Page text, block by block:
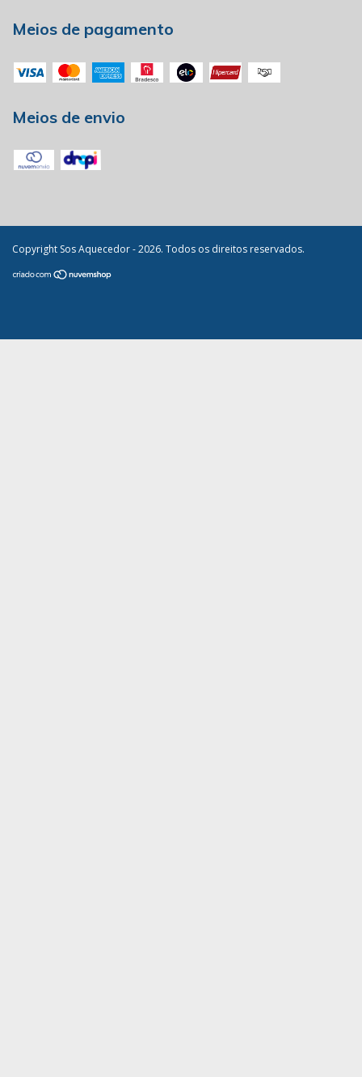
Meios de pagamento
Meios de envio
Copyright Sos Aquecedor - 2026. Todos os direitos reservados.